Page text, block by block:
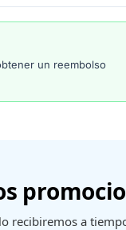
un reembolso
recibiremos a